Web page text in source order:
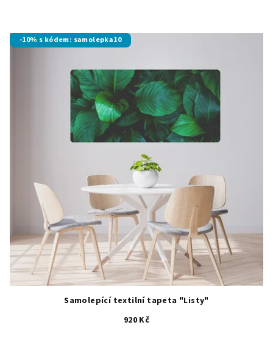
5
hvězdiček.
-10% s kódem: samolepka10
Samolepící textilní tapeta "Listy"
920 Kč